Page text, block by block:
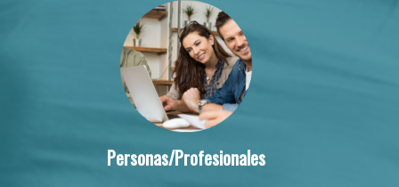
Personas/Profesionales